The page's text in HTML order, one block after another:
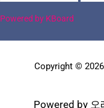
Powered by KBoard
Copyright ©
Powered by